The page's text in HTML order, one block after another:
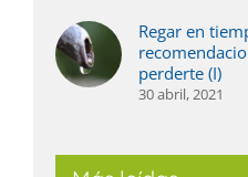
Regar en
perderte (I)
30 abril, 2021